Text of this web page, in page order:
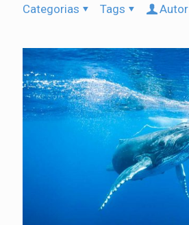
Categorias Tags Autor